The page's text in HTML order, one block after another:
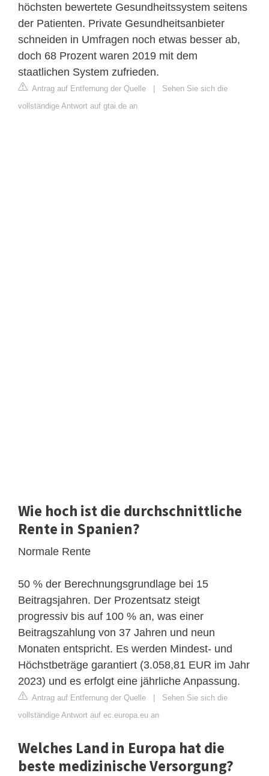
höchsten bewertete Gesundheitssystem seitens
der Patienten. Private Gesundheitsanbieter
schneiden in Umfragen noch etwas besser ab,
doch 68 Prozent waren 2019 mit dem
staatlichen System zufrieden.
Antrag auf Entfernung der Quelle | Sehen Sie sich die
vollständige Antwort auf gtai.de an
Wie hoch ist die durchschnittliche
Rente in Spanien?
Normale Rente
50 % der Berechnungsgrundlage bei 15
Beitragsjahren. Der Prozentsatz steigt
progressiv bis auf 100 % an, was einer
Beitragszahlung von 37 Jahren und neun
Monaten entspricht. Es werden Mindest- und
Höchstbeträge garantiert (3.058,81 EUR im Jahr
2023) und es erfolgt eine jährliche Anpassung.
Antrag auf Entfernung der Quelle | Sehen Sie sich die
vollständige Antwort auf ec.europa.eu an
Welches Land in Europa hat die
beste medizinische Versorgung?